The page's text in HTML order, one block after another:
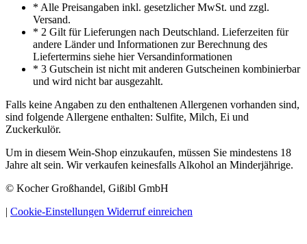
* Alle Preisangaben inkl. gesetzlicher MwSt. und zzgl.
Versand.
* 2 Gilt für Lieferungen nach Deutschland. Lieferzeiten für
andere Länder und Informationen zur Berechnung des
Liefertermins siehe hier Versandinformationen
* 3 Gutschein ist nicht mit anderen Gutscheinen kombinierbar
und wird nicht bar ausgezahlt.
Falls keine Angaben zu den enthaltenen Allergenen vorhanden sind,
sind folgende Allergene enthalten: Sulfite, Milch, Ei und
Zuckerkulör.
Um in diesem Wein-Shop einzukaufen, müssen Sie mindestens 18
Jahre alt sein. Wir verkaufen keinesfalls Alkohol an Minderjährige.
© Kocher Großhandel, Gißibl GmbH
| Cookie-Einstellungen Widerruf einreichen